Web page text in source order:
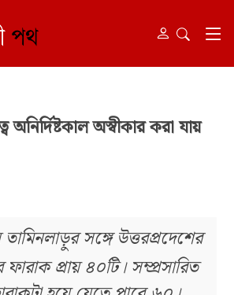
অনির্দিষ্টকাল অস্বীকার করা যায়
সঙ্গে উত্তরপ্রদেশের
প্রায় ৪০টি। সম্প্রসারিত